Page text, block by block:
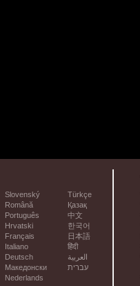
Slovenský
Română
Português
Hrvatski
Français
Italiano
Deutsch
Македонски
Nederlands
Türkçe
Қазақ
中文
한국어
日本語
हिंदी
العربية
עברית